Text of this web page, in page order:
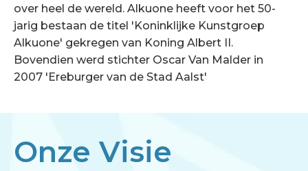
over heel de wereld. Alkuone heeft voor het 50-
jarig bestaan de titel 'Koninklijke Kunstgroep
Alkuone' gekregen van Koning Albert II.
Bovendien werd stichter Oscar Van Malder in
2007 'Ereburger van de Stad Aalst'
Onze Visie